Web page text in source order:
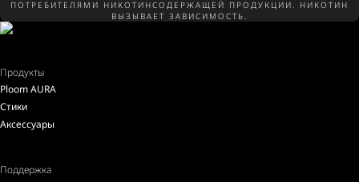
ПОТРЕБИТЕЛЯМИ НИКОТИНСОДЕРЖАЩЕЙ ПРОДУКЦИИ. НИКОТИН
ВЫЗЫВАЕТ ЗАВИСИМОСТЬ.
Продукты
Ploom AURA
Стики
Аксессуары
Поддержка